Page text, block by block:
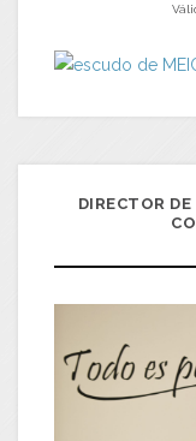
DIRECTOR